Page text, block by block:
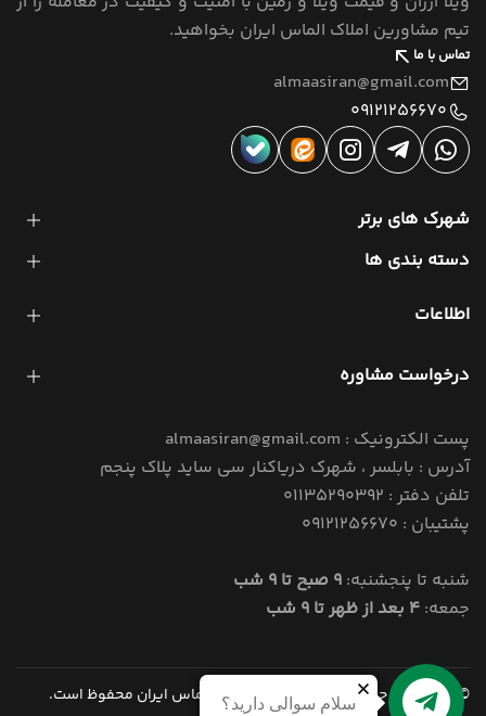
تیم مشاورین املاک الماس ایران بخواهید.
تماس با ما
almaasiran@gmail.com
09121256670
شهرک های برتر
دسته بندی ها
اطلاعات
درخواست مشاوره
پست الکترونیک : almaasiran@gmail.com
آدرس : بابلسر ، شهرک دریاکنار سی ساید پلاک پنجم
تلفن دفتر : 01135290392
پشتیبان : 09121256670
شنبه تا پنجشنبه: 9 صبح تا 9 شب
جمعه: 4 بعد از ظهر تا 9 شب
© 1405 کلیه حقوق این سایت برای املاک الماس ایران محفوظ است. سلام سوالی دارید؟